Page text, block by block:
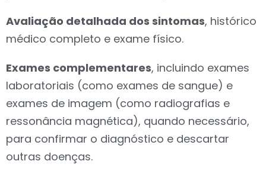
Avaliação detalhada dos sintomas, histórico
médico completo e exame físico.
Exames complementares, incluindo exames
laboratoriais (como exames de sangue) e
exames de imagem (como radiografias e
ressonância magnética), quando necessário,
para confirmar o diagnóstico e descartar
outras doenças.